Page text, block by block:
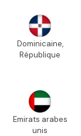
Dominicaine,
République
Emirats arabes
unis